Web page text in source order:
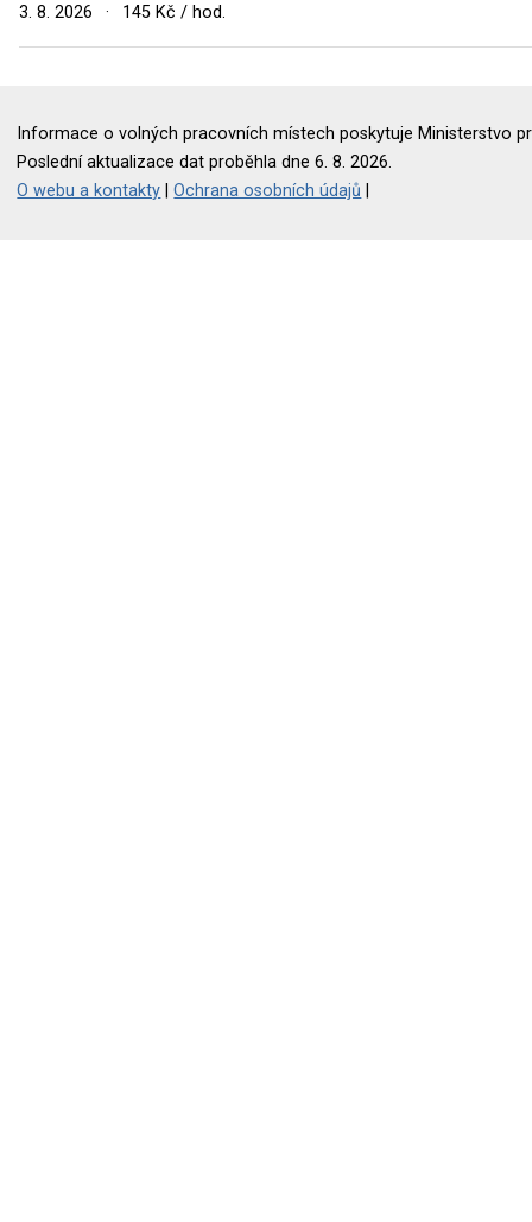
3. 8. 2026
· 145 Kč / hod.
Informace o volných pracovních místech poskytuje Ministerstvo
Poslední aktualizace dat proběhla dne 6. 8. 2026.
O webu a kontakty |Ochrana osobních údajů